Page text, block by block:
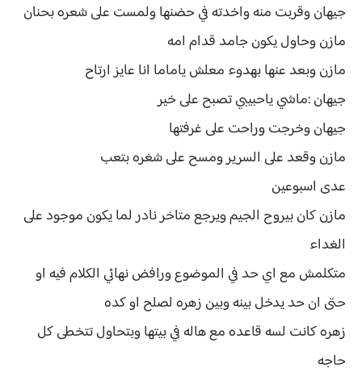
جيهان وقربت منه واخدته في حضنها ولمست على شعره بحنان
مازن وحاول يكون جامد قدام امه
مازن وبعد عنها بهدوء معلش ياماما انا عايز ارتاح
جيهان :ماشي ياحبيبي تصبح على خير
جيهان وخرجت وراحت على غرفتها
مازن وقعد على السرير ومسح على شغره بتعب
عدى اسبوعين
مازن كان بيروح الجيم ويرجع متاخر نادر لما يكون موجود على
الغداء
متكلمش مع اي حد في الموضوع ورافض نهائي الكلام فيه او
حتى ان حد يدخل بينه وبين زهره لصلح او كده
زهره كانت لسه قاعده مع هاله في بيتها وبتحاول تتخطى كل
حاجه